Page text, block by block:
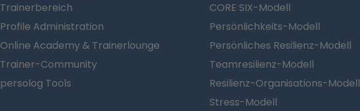
Trainerbereich
Profile Administration
Online Academy & Trainerlounge
Trainer-Community
persolog Tools
CORE SIX-Modell
Persönlichkeits-Modell
Persönliches Resilienz-Modell
Teamresilienz-Modell
Resilienz-Organisations-Modell
Stress-Modell